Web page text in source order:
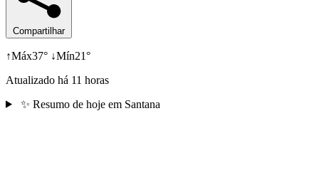
Compartilhar
↑Máx37° ↓Mín21°
Atualizado há 11 horas
✨ Resumo de hoje em Santana